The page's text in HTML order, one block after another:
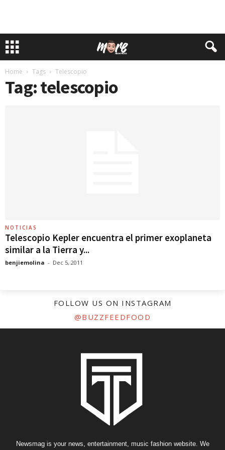
Home Tags Telescopio
Tag: telescopio
NOTICIAS
Telescopio Kepler encuentra el primer exoplaneta
similar a la Tierra y...
benjiemolina - Dec 5, 2011
FOLLOW US ON INSTAGRAM
@BUZZFEEDFOOD
Newsmag is your news, entertainment, music fashion website. We